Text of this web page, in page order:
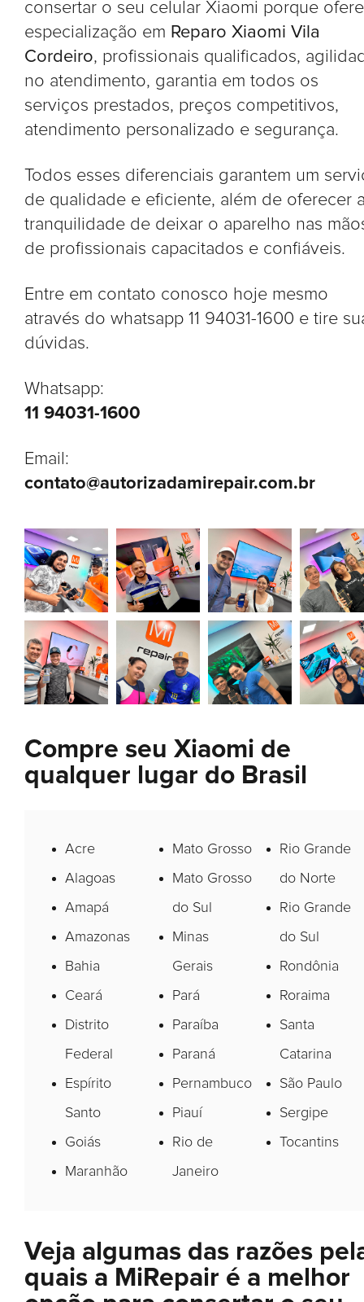
consertar o seu celular Xiaomi porque
especialização em Reparo Xiaomi Vila
Cordeiro, profissionais qualificados,
no atendimento, garantia em todos os
serviços prestados, preços competitivos,
atendimento personalizado e segurança.
Todos esses diferenciais garantem um
de qualidade e eficiente, além de oferecer
tranquilidade de deixar o aparelho nas
de profissionais capacitados e confiáveis.
Entre em contato conosco hoje mesmo
através do whatsapp 11 94031-1600 e tire
dúvidas.
Whatsapp:
11 94031-1600
Email:
contato@autorizadamirepair.com.br
Compre seu Xiaomi de
qualquer lugar do Brasil
Acre
Alagoas
Amapá
Amazonas
Bahia
Ceará
Distrito
Federal
Espírito
Santo
Goiás
Maranhão
Mato Grosso
Mato Grosso
do Sul
Minas
Gerais
Pará
Paraíba
Paraná
Pernambuco
Piauí
Rio de
Janeiro
Rio Grande
do Norte
Rio Grande
do Sul
Rondônia
Roraima
Santa
Catarina
São Paulo
Sergipe
Tocantins
Veja algumas das razões
quais a MiRepair é a melhor